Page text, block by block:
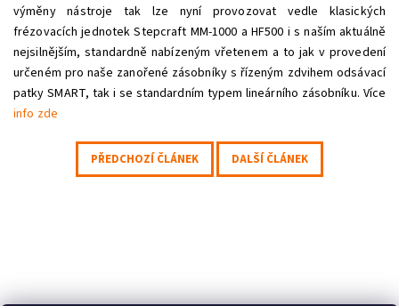
výměny nástroje tak lze nyní provozovat vedle klasických
frézovacích jednotek Stepcraft MM-1000 a HF500 i s naším aktuálně
nejsilnějším, standardně nabízeným vřetenem a to jak v provedení
určeném pro naše zanořené zásobníky s řízeným zdvihem odsávací
patky SMART, tak i se standardním typem lineárního zásobníku. Více
info zde
PŘEDCHOZÍ ČLÁNEK DALŠÍ ČLÁNEK